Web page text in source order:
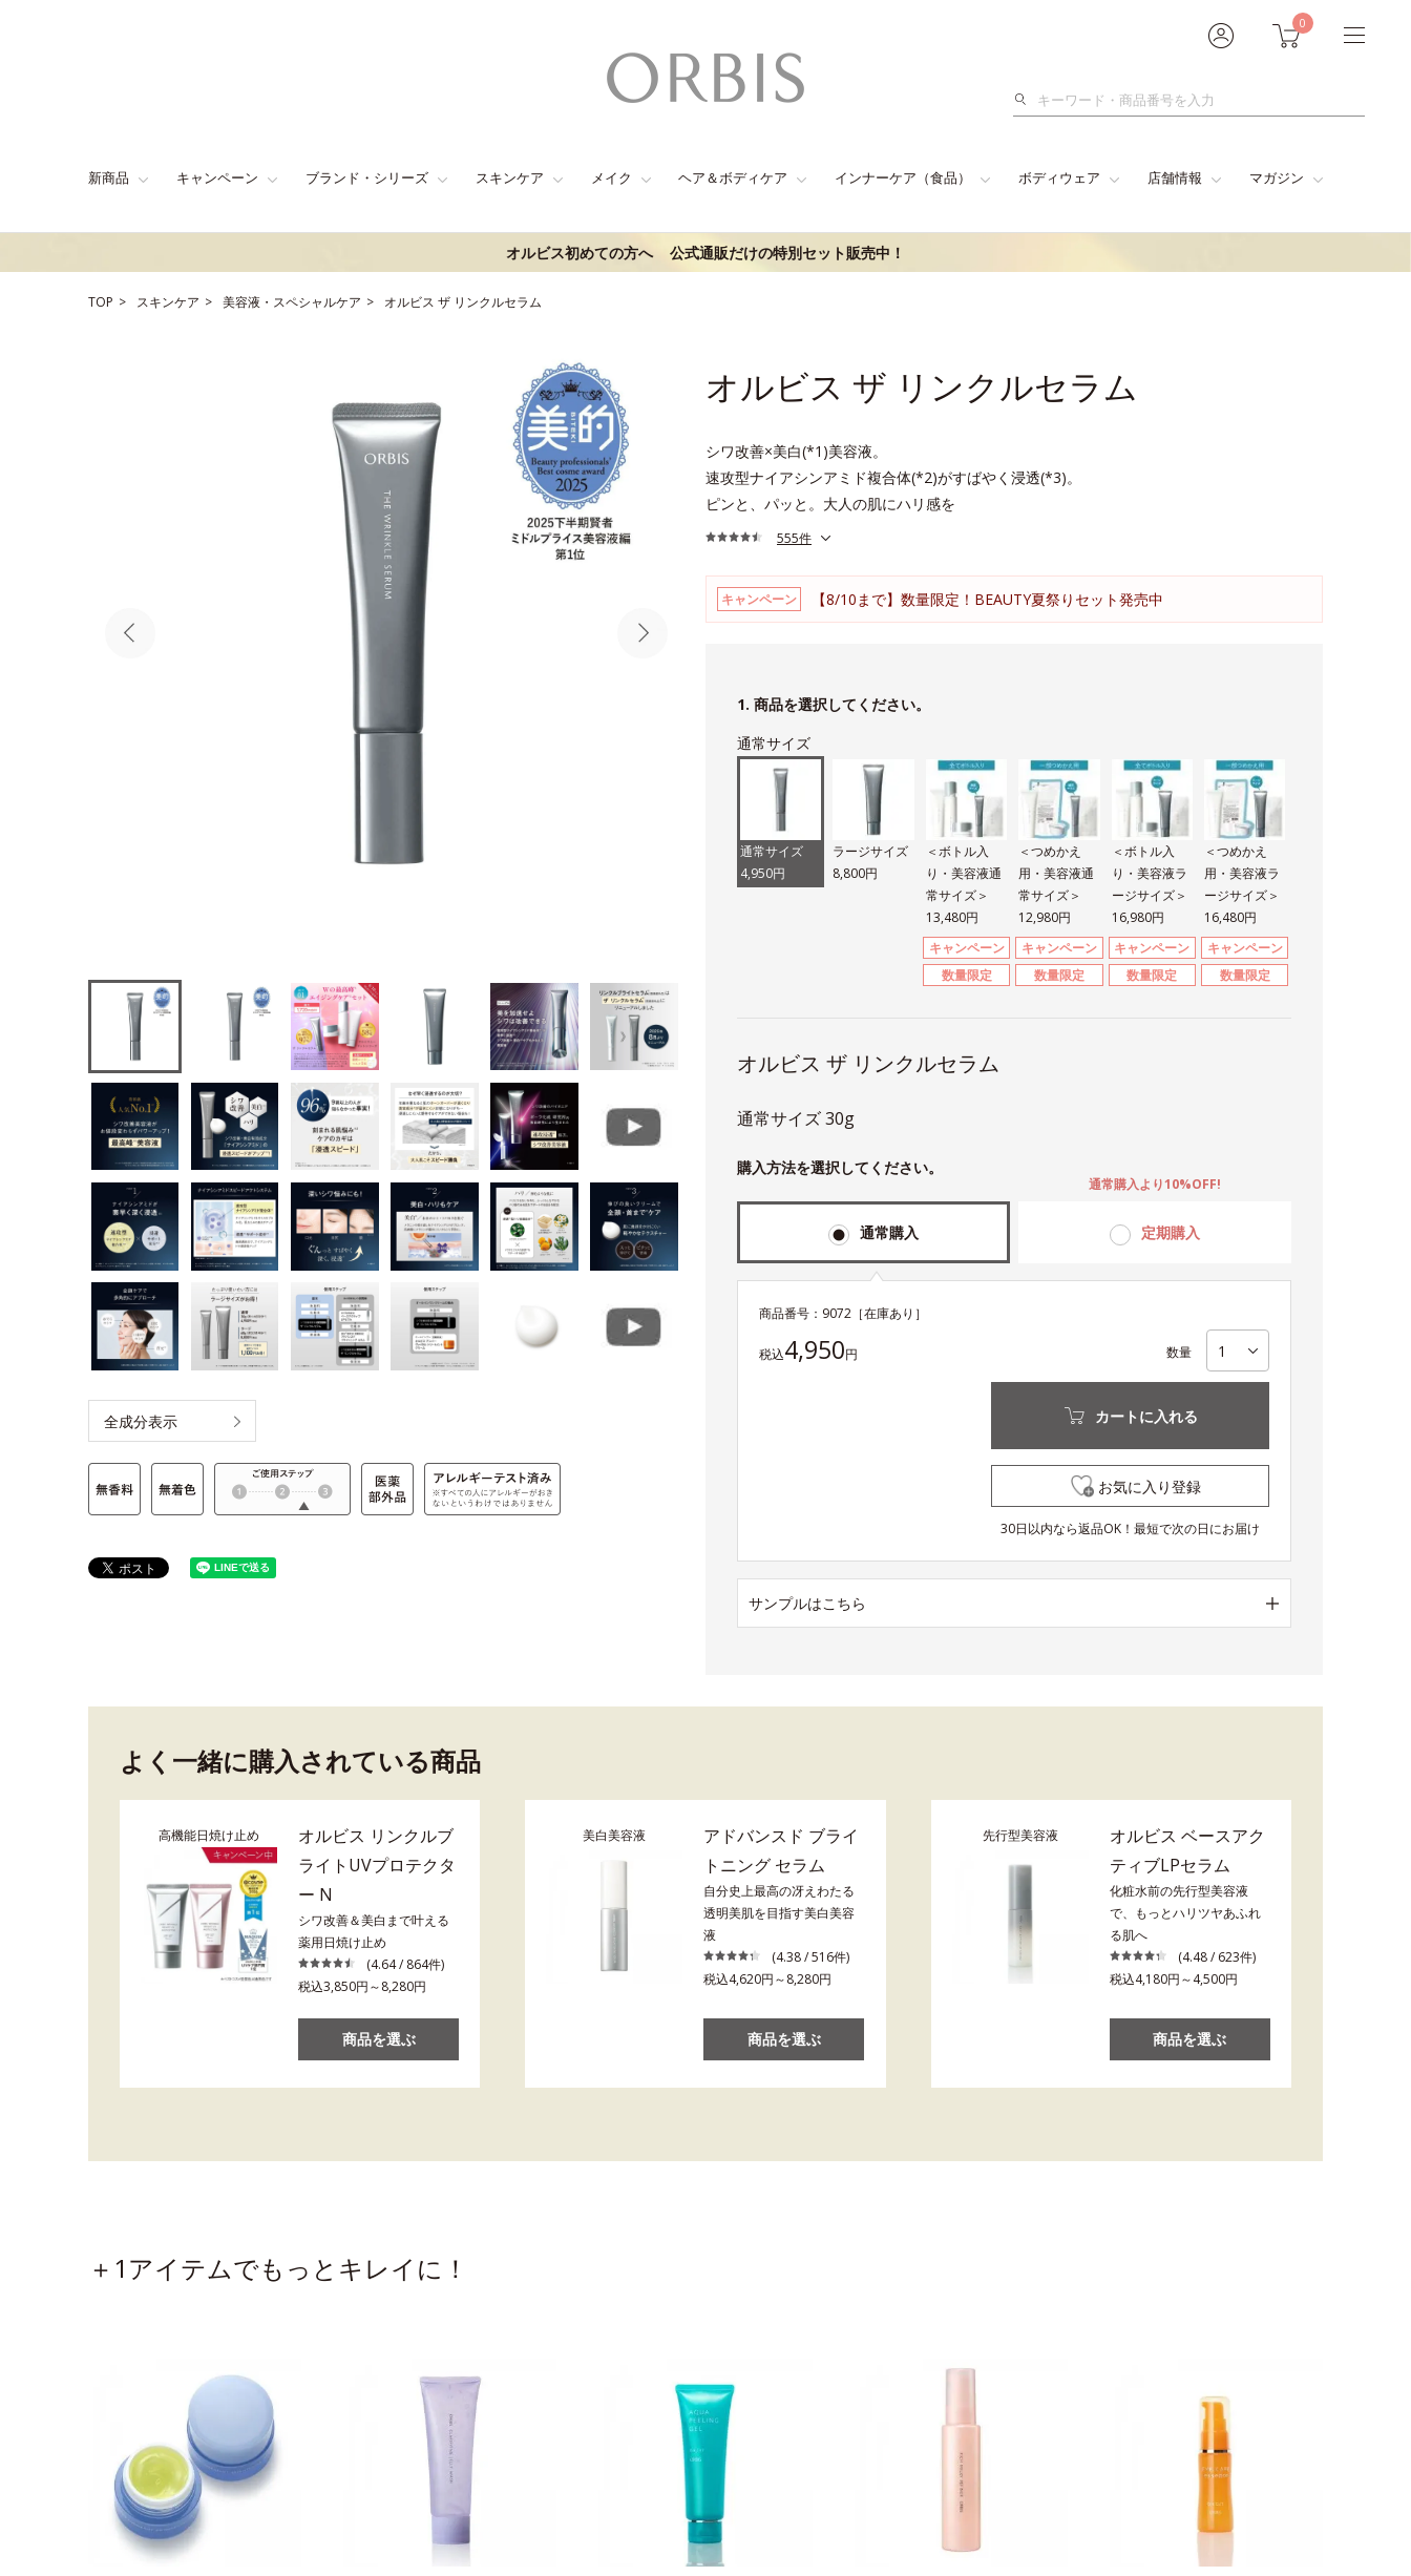
0
検
新商品 キャンペーン ブランド・シリーズ スキンケア メイク ヘア＆ボディケア インナーケア（食品） ボディウェア 店舗情報 マガジン
オルビス初めての方へ 公式通販だけの特別セット販売中！
TOP スキンケア 美容液・スペシャルケア オルビス ザ リンクルセラム
オルビス ザ リンクルセラム
シワ改善×美白(*1)美容液。
速攻型ナイアシンアミド複合体(*2)がすばやく浸透(*3)。
ピンと、パッと。大人の肌にハリ感を
555件
キャンペーン 【8/10まで】数量限定！BEAUTY夏祭りセット発売中
全成分表示
1. 商品を選択してください。
通常サイズ
通常サイズ
4,950円
ラージサイズ
8,800円
＜ボトル入
り・美容液通
常サイズ＞
13,480円
キャンペーン
数量限定
＜つめかえ
用・美容液通
常サイズ＞
12,980円
キャンペーン
数量限定
＜ボトル入
り・美容液ラ
ージサイズ＞
16,980円
キャンペーン
数量限定
＜つめかえ
用・美容液ラ
ージサイズ＞
16,480円
キャンペーン
数量限定
オルビス ザ リンクルセラム
通常サイズ 30g
購入方法を選択してください。
通常購入 定期購入
通常購入より10%OFF!
商品番号： 9072 ［在庫あり］
税込4,950円 数量
カートに入れる
お気に入り登録
30日以内なら返品OK！最短で次の日にお届け
サンプルはこちら
よく一緒に購入されている商品
高機能日焼け止め
オルビス リンクルブ
ライトUVプロテクタ
ー N
シワ改善＆美白まで叶える
薬用日焼け止め
(4.64 / 864件)
税込3,850円～8,280円
商品を選ぶ
美白美容液
アドバンスド ブライ
トニング セラム
自分史上最高の冴えわたる
透明美肌を目指す美白美容
液
(4.38 / 516件)
税込4,620円～8,280円
商品を選ぶ
先行型美容液
オルビス ベースアク
ティブLPセラム
化粧水前の先行型美容液
で、もっとハリツヤあふれ
る肌へ
(4.48 / 623件)
税込4,180円～4,500円
商品を選ぶ
＋1アイテムでもっとキレイに！